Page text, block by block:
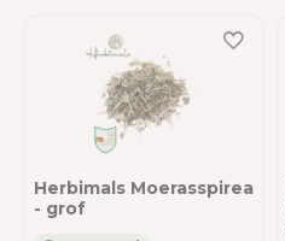
Herbimals Moerasspirea
- grof